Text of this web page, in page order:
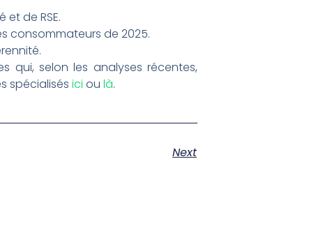
de RSE.
consommateurs de 2025.
qui, selon les analyses récentes,
spécialisés ici ou là.
Next